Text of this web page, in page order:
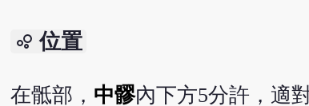
bubble_chart 位置
在骶部， 中髎內下方5分許，適